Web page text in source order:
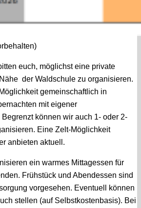
euch, möglichst eine private
der Waldschule zu organisieren.
gemeinschaftlich in
mit eigener
Begrenzt können wir auch 1- oder 2-
Eine Zelt-Möglichkeit
anbieten aktuell.
ein warmes Mittagessen für
Frühstück und Abendessen sind
vorgesehen. Eventuell können
stellen (auf Selbstkostenbasis). Bei